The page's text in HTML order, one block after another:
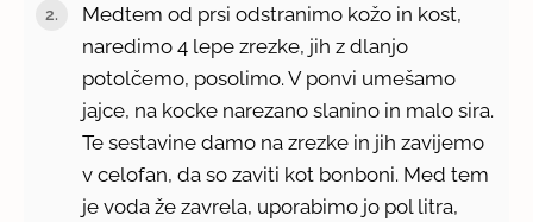
Medtem od prsi odstranimo kožo in kost,
naredimo 4 lepe zrezke, jih z dlanjo
potolčemo, posolimo. V ponvi umešamo
jajce, na kocke narezano slanino in malo sira.
Te sestavine damo na zrezke in jih zavijemo
v celofan, da so zaviti kot bonboni. Med tem
je voda že zavrela, uporabimo jo pol litra,